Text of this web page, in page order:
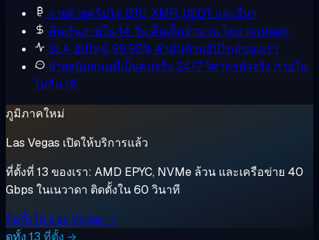
จ่ายด้วยคริปโต BTC, XMR, USDT และอื่นๆ
คืนเงินภายใน 14 วัน คืนเต็มจำนวน ไม่ถามเหตุผล
SLA อัปไทม์ 99.95% คำมั่นด้านอัปไทม์ของเรา
ฝ่ายสนับสนุนที่เป็นคนจริง 24/7วิศวกรตัวจริง ภายใน
ไม่กี่นาที
ภูมิภาคใหม่
Las Vegas เปิดให้บริการแล้ว
ที่ตั้งที่ 13 ของเรา: AMD EPYC, NVMe ล้วน และเครือข่าย 40
Gbps ในเนวาดา ติดตั้งใน 60 วินาที
ติดตั้งใน Las Vegas →
ดูทั้ง 13 ที่ตั้ง →